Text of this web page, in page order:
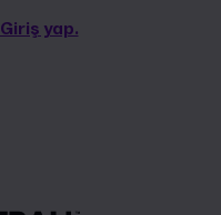
Giriş yap.